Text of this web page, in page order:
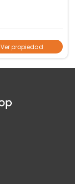
Ver propiedad